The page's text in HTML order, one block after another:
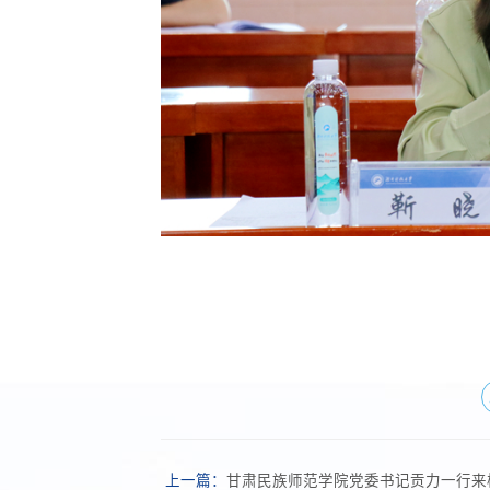
上一篇： 甘肃民族师范学院党委书记贡力一行来